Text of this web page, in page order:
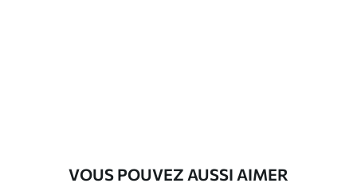
VOUS POUVEZ AUSSI AIMER